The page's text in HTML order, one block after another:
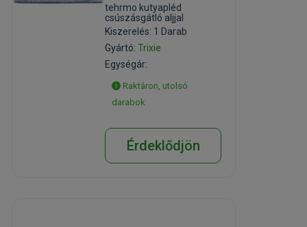
tehrmo kutyapléd
csúszásgátló aljjal
Kiszerelés: 1 Darab
Gyártó:Trixie
Egységár:
Raktáron, utolsó
darabok
Érdeklődjön